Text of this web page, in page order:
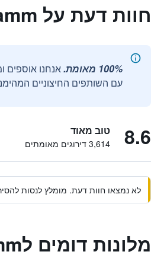
חוות דעת על Aparthotel Adagio Berlin Kurfürstendamm
100% מאומת.
עם השותפים החיצוניים
8.6 טוב מאוד
3,614 דירוגים מאומתים
לא נמצאו חוות דעת. מומלץ לנסות
מלונות דומים לAparthotel Adagio Berlin Kurfürstendamm